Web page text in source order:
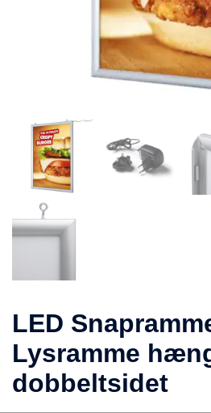
LED
Lysramme
dobbeltsidet